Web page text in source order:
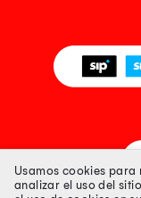
Usamos cookies
analizar el uso del